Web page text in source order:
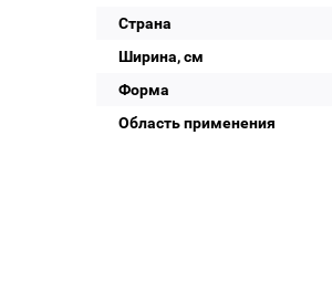
Страна
Ширина, см
Форма
Область применения